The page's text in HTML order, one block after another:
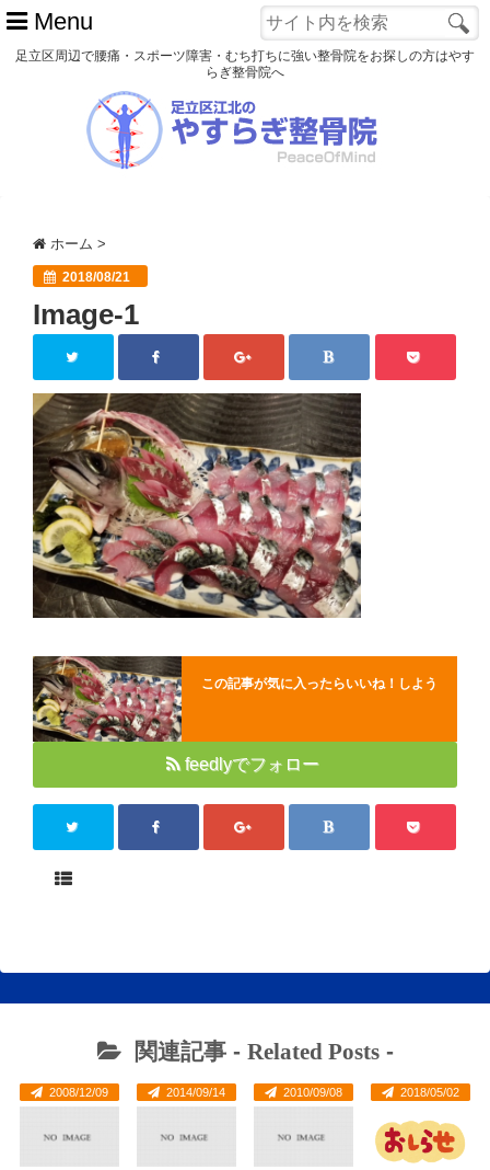
Menu
スポーツ障害
患者様の声
アクセス
院長プロフィール
blog
Close
足立区周辺で腰痛・スポーツ障害・むち打ちに強い整骨院をお探しの方はやす
らぎ整骨院へ
ホーム >
2018/08/21
Image-1
この記事が気に入ったらいいね！しよう
feedlyでフォロー
関連記事 - Related Posts-
2008/12/09 2014/09/14 2010/09/08 2018/05/02